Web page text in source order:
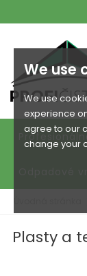
We use
We use
experience
agree to our
change your
Plasty a